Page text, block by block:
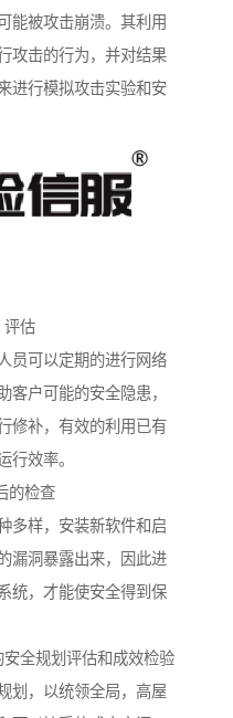
能被攻击崩溃。其利用
攻击的行为，并对结果
进行模拟攻击实验和安
评估
员可以定期的进行网络
客户可能的安全隐患，
修补，有效的利用已有
行效率。
的检查
多样，安装新软件和启
漏洞暴露出来，因此进
统，才能使安全得到保
全规划评估和成效检验
划，以统领全局，高屋